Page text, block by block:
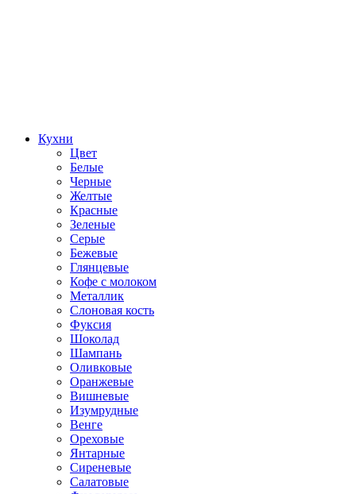
Кухни
Цвет
Белые
Черные
Желтые
Красные
Зеленые
Серые
Бежевые
Глянцевые
Кофе с молоком
Металлик
Слоновая кость
Фуксия
Шоколад
Шампань
Оливковые
Оранжевые
Вишневые
Изумрудные
Венге
Ореховые
Янтарные
Сиреневые
Салатовые